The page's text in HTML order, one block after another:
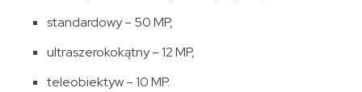
standardowy – 50 MP,
ultraszerokokątny – 12 MP,
teleobiektyw – 10 MP.